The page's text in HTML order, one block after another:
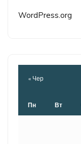
WordPress.org
Пн Вт
« Чер